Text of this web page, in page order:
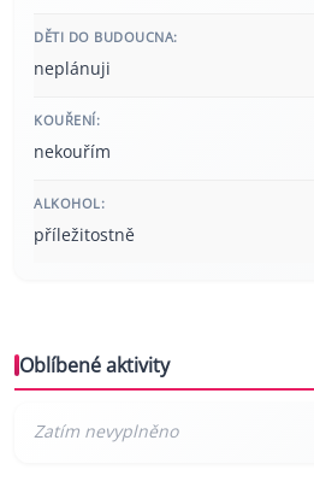
DĚTI DO BUDOUCNA:
neplánuji
KOUŘENÍ:
nekouřím
ALKOHOL:
příležitostně
Oblíbené aktivity